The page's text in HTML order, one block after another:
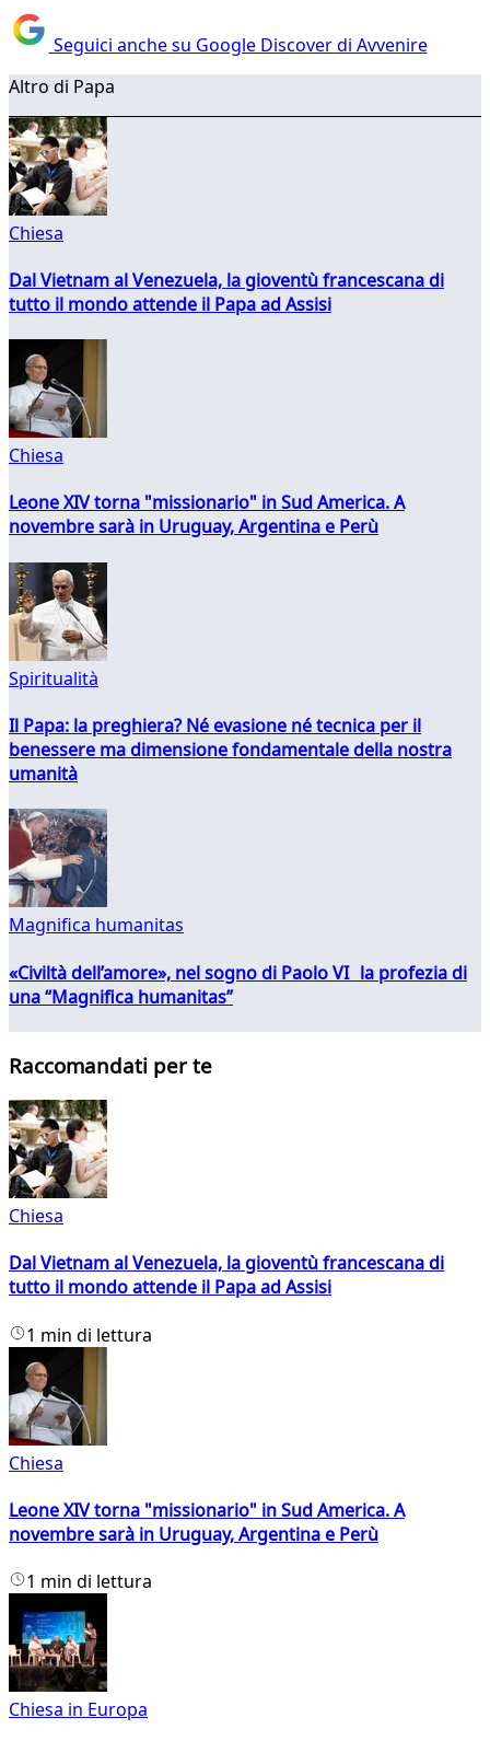
Seguici anche su Google Discover di Avvenire
Altro di Papa
Chiesa
Dal Vietnam al Venezuela, la gioventù francescana di
tutto il mondo attende il Papa ad Assisi
Chiesa
Leone XIV torna "missionario" in Sud America. A
novembre sarà in Uruguay, Argentina e Perù
Spiritualità
Il Papa: la preghiera? Né evasione né tecnica per il
benessere ma dimensione fondamentale della nostra
umanità
Magnifica humanitas
«Civiltà dell’amore», nel sogno di Paolo VI la profezia di
una “Magnifica humanitas”
Raccomandati per te
Chiesa
Dal Vietnam al Venezuela, la gioventù francescana di
tutto il mondo attende il Papa ad Assisi
1 min di lettura
Chiesa
Leone XIV torna "missionario" in Sud America. A
novembre sarà in Uruguay, Argentina e Perù
1 min di lettura
Chiesa in Europa